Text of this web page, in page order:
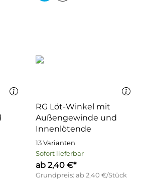
RG Löt-Winkel mit
Außengewinde und
Innenlötende
13 Varianten
Sofort lieferbar
ab 2,40 €*
Grundpreis: ab 2,40 €/Stück